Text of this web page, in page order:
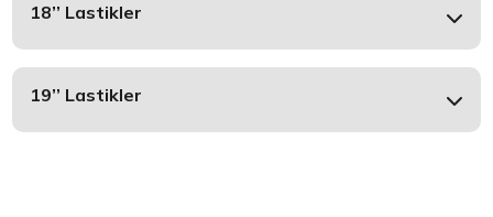
18’’ Lastikler
19’’ Lastikler